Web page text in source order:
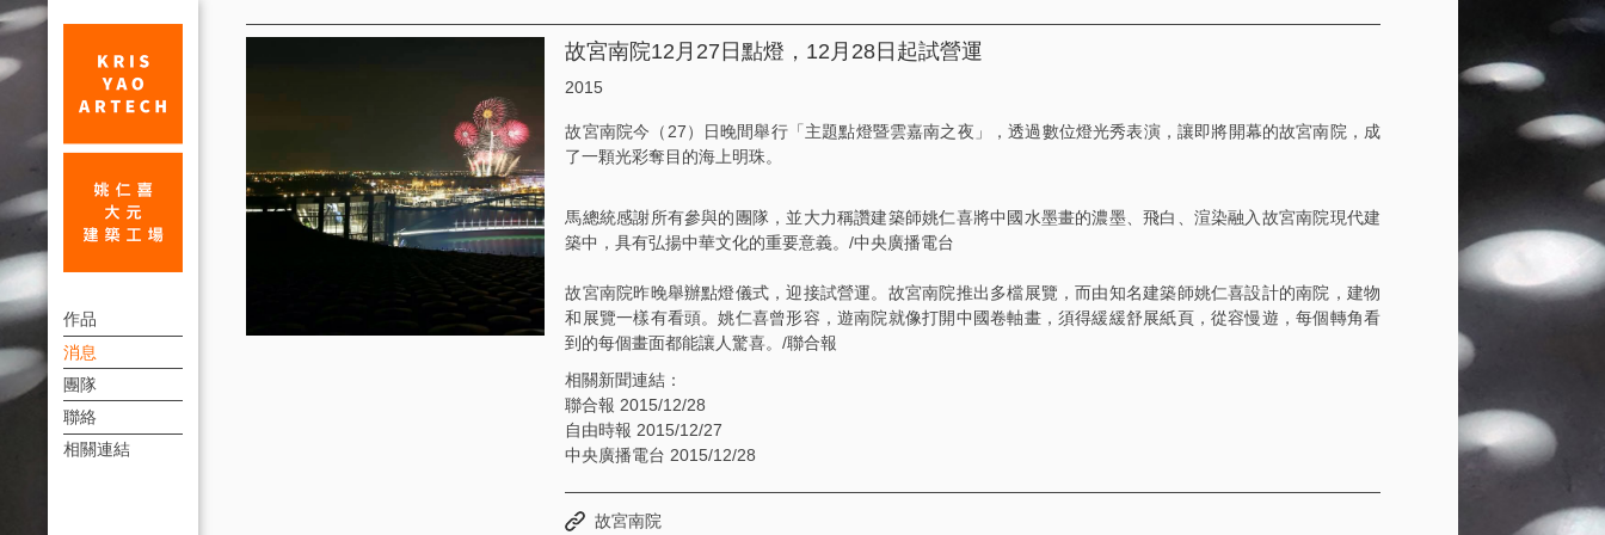
宮
南
院
12
上
方
連
結
選
單
作品
消息
團隊
聯絡
相關連結
息
故宮南院12月27日點燈，12月28日起試營運
2015
故宮南院今（27）日晚間舉行「主題點燈暨雲嘉南之夜」，透過數位燈光秀表演，讓即將開幕的故宮南院，成
了一顆光彩奪目的海上明珠。
馬總統感謝所有參與的團隊，並大力稱讚建築師姚仁喜將中國水墨畫的濃墨、飛白、渲染融入故宮南院現代建
築中，具有弘揚中華文化的重要意義。/中央廣播電台
故宮南院昨晚舉辦點燈儀式，迎接試營運。故宮南院推出多檔展覽，而由知名建築師姚仁喜設計的南院，建物
和展覽一樣有看頭。姚仁喜曾形容，遊南院就像打開中國卷軸畫，須得緩緩舒展紙頁，從容慢遊，每個轉角看
到的每個畫面都能讓人驚喜。/聯合報
相關新聞連結：
聯合報 2015/12/28
自由時報 2015/12/27
中央廣播電台 2015/12/28
故宮南院